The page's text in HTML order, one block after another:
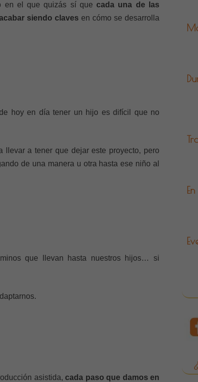
en el que quizás sí quecada una de las
siendo claves en cómo se desarrolla
hoy en día tener un hijo es difícil que no
llevar a tener que dejar este proyecto, pero
de una manera u otra hasta ese niño al
que llevan hasta nuestros hijos… si
asistida, cada paso que damos en